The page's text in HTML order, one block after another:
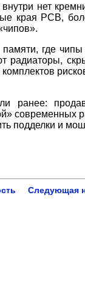
нет
края PCB,
где
радиаторы,
ранее:
современных
подделки и
Следующая